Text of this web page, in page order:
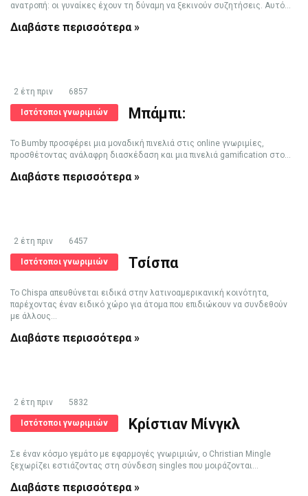
ανατροπή: οι γυναίκες έχουν τη δύναμη να ξεκινούν συζητήσεις. Αυτό...
Διαβάστε περισσότερα »
2 έτη πριν 6857
Ιστότοποι γνωριμιών Μπάμπι:
Το Bumby προσφέρει μια μοναδική πινελιά στις online γνωριμίες,
προσθέτοντας ανάλαφρη διασκέδαση και μια πινελιά gamification στο...
Διαβάστε περισσότερα »
2 έτη πριν 6457
Ιστότοποι γνωριμιών Τσίσπα
Το Chispa απευθύνεται ειδικά στην λατινοαμερικανική κοινότητα,
παρέχοντας έναν ειδικό χώρο για άτομα που επιδιώκουν να συνδεθούν
με άλλους...
Διαβάστε περισσότερα »
2 έτη πριν 5832
Ιστότοποι γνωριμιών Κρίστιαν Μίνγκλ
Σε έναν κόσμο γεμάτο με εφαρμογές γνωριμιών, ο Christian Mingle
ξεχωρίζει εστιάζοντας στη σύνδεση singles που μοιράζονται...
Διαβάστε περισσότερα »